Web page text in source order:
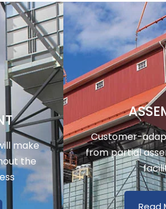
make
the
Customer-
from partial
Read